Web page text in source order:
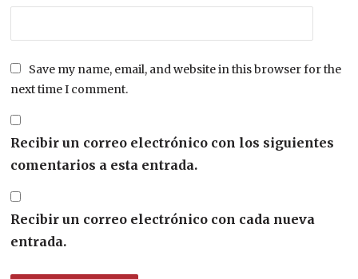
Save my name, email, and website in this browser for the
next time I comment.
Recibir un correo electrónico con los siguientes
comentarios a esta entrada.
Recibir un correo electrónico con cada nueva
entrada.